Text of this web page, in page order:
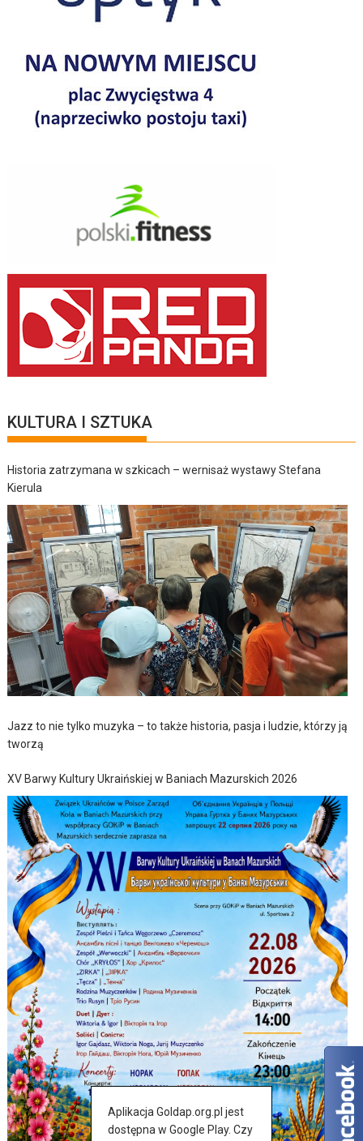
KULTURA I SZTUKA
Historia zatrzymana w szkicach – wernisaż wystawy Stefana
Kierula
Jazz to nie tylko muzyka – to także historia, pasja i ludzie, którzy ją
tworzą
XV Barwy Kultury Ukraińskiej w Baniach Mazurskich 2026
Aplikacja Goldap.org.pl jest
dostępna w Google Play. Czy